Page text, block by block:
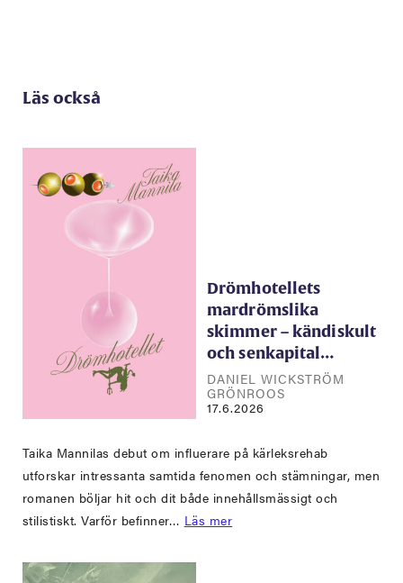
Läs också
Drömhotellets
mardrömslika
skimmer – kändiskult
och senkapital…
DANIEL WICKSTRÖM
GRÖNROOS
17.6.2026
Taika Mannilas debut om influerare på kärleksrehab
utforskar intressanta samtida fenomen och stämningar, men
romanen böljar hit och dit både innehållsmässigt och
stilistiskt. Varför befinner… Läs mer